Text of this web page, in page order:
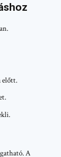
előtt.
A